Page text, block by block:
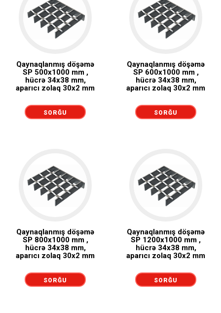
Qaynaqlanmış döşəmə
SP 500x1000 mm ,
hücrə 34x38 mm,
aparıcı zolaq 30x2 mm
SORĞU
Qaynaqlanmış döşəmə
SP 600x1000 mm ,
hücrə 34x38 mm,
aparıcı zolaq 30x2 mm
SORĞU
Qaynaqlanmış döşəmə
SP 800x1000 mm ,
hücrə 34x38 mm,
aparıcı zolaq 30x2 mm
SORĞU
Qaynaqlanmış döşəmə
SP 1200x1000 mm ,
hücrə 34x38 mm,
aparıcı zolaq 30x2 mm
SORĞU